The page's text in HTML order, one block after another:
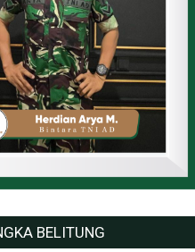
BELITUNG